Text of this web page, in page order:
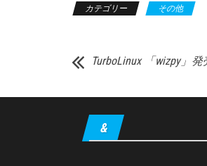
カテゴリー その他
TurboLinux 「wizpy」発
&